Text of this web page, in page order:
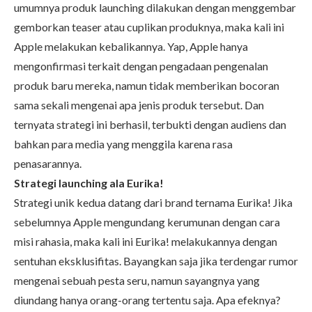
umumnya produk launching dilakukan dengan menggembar
gemborkan teaser atau cuplikan produknya, maka kali ini
Apple melakukan kebalikannya. Yap, Apple hanya
mengonfirmasi terkait dengan pengadaan pengenalan
produk baru mereka, namun tidak memberikan bocoran
sama sekali mengenai apa jenis produk tersebut. Dan
ternyata strategi ini berhasil, terbukti dengan audiens dan
bahkan para media yang menggila karena rasa
penasarannya.
Strategi launching ala Eurika!
Strategi unik kedua datang dari brand ternama Eurika! Jika
sebelumnya Apple mengundang kerumunan dengan cara
misi rahasia, maka kali ini Eurika! melakukannya dengan
sentuhan eksklusifitas. Bayangkan saja jika terdengar rumor
mengenai sebuah pesta seru, namun sayangnya yang
diundang hanya orang-orang tertentu saja. Apa efeknya?